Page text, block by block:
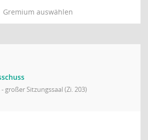
Gremium auswählen
großer Sitzungssaal (Zi. 203)